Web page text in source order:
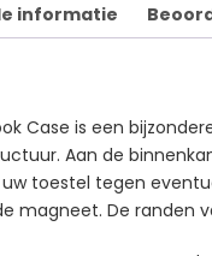
informatie
Case is een
Aan de
toestel tegen
magneet. De randen